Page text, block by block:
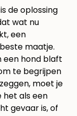
de oplossing
wat nu
een
maatje.
een hond blaft
te begrijpen
moet je
het als een
gevaar is, of